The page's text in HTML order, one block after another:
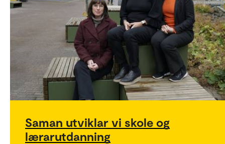
Saman utviklar vi skole og
lærarutdanning